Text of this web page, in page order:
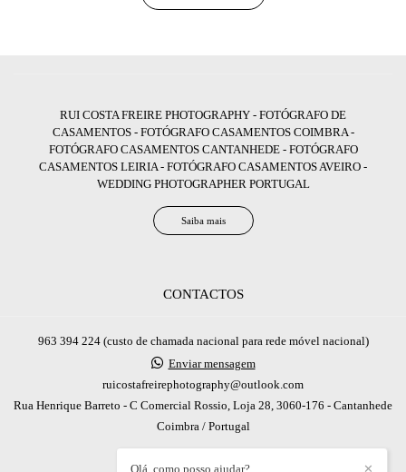
RUI COSTA FREIRE PHOTOGRAPHY - FOTÓGRAFO DE
CASAMENTOS - FOTÓGRAFO CASAMENTOS COIMBRA -
FOTÓGRAFO CASAMENTOS CANTANHEDE - FOTÓGRAFO
CASAMENTOS LEIRIA - FOTÓGRAFO CASAMENTOS AVEIRO -
WEDDING PHOTOGRAPHER PORTUGAL
Saiba mais
CONTACTOS
963 394 224 (custo de chamada nacional para rede móvel nacional)
Enviar mensagem
ruicostafreirephotography@outlook.com
Rua Henrique Barreto - C Comercial Rossio, Loja 28, 3060-176 - Cantanhede
Coimbra / Portugal
✕
Olá, como posso ajudar?